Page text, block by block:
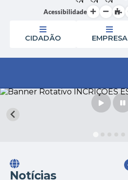
Acessibilidade
CIDADÃO EMPRESA
Notícias